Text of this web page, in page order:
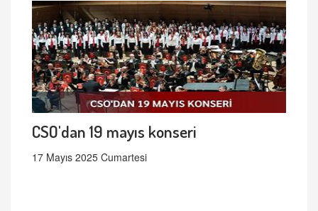
CSO'dan 19 mayıs konseri
17 Mayıs 2025 Cumartesi